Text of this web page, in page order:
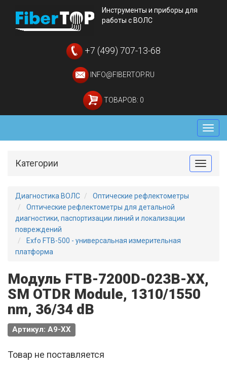
Инструменты и приборы для
работы с ВОЛС
+7 (499) 707-13-68
INFO@FIBERTOP.RU
ТОВАРОВ: 0
Меню
Toggle
Категории
Диагностика ВОЛС
Оптические рефлектометры
Оптические рефлектометры для детальной
диагностики, паспортизации линий и локализации
повреждений
Exfo FTB-500 - универсальная измерительная
платформа
Модуль FTB-7200D-023B-XX,
SM OTDR Module, 1310/1550
nm, 36/34 dB
Артикул: A9-XX
Товар не поставляется